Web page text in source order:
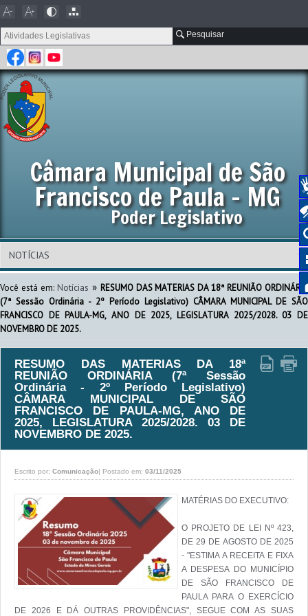
Pesquisar
Câmara Municipal de São
Francisco de Paula - MG
Poder Legislativo
Você está em: Notícias » RESUMO DAS MATERIAS DA 18ª REUNIÃO ORDINÁRIA
(7ª Sessão Ordinária - 2º Período Legislativo) CÂMARA MUNICIPAL DE SÃO
FRANCISCO DE PAULA-MG, ANO DE 2025, LEGISLATURA 2025/2028. 03 DE
NOVEMBRO DE 2025.
RESUMO DAS MATERIAS DA 18ª
REUNIÃO ORDINÁRIA (7ª Sessão
Ordinária - 2º Período Legislativo)
CÂMARA MUNICIPAL DE SÃO
FRANCISCO DE PAULA-MG, ANO DE
2025, LEGISLATURA 2025/2028. 03 DE
NOVEMBRO DE 2025.
Escrito por: Comunicação| Postado em: 03/11/2025
MATÉRIAS DO EXECUTIVO:
O PROJETO DE LEI Nº 423,
DE 29 DE AGOSTO DE 2025
- "ESTIMA A RECEITA E FIXA
A DESPESA DO MUNICÍPIO
DE SÃO FRANCISCO DE
PAULA PARA O EXERCÍCIO
DE 2026 E DÁ OUTRAS PROVIDÊNCIAS", SEGUE COM AS SUAS